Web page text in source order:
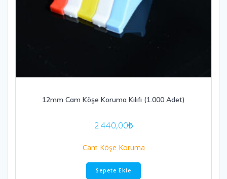
12mm Cam Köşe Koruma Kılıfı (1.000 Adet)
2.440,00₺
Cam Köşe Koruma
Sepete Ekle